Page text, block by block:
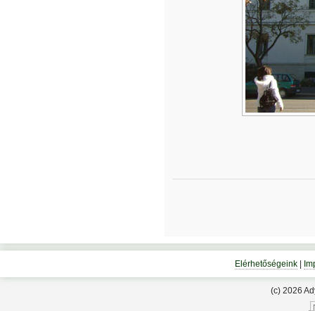
Elérhetőségeink|
(c) 2026